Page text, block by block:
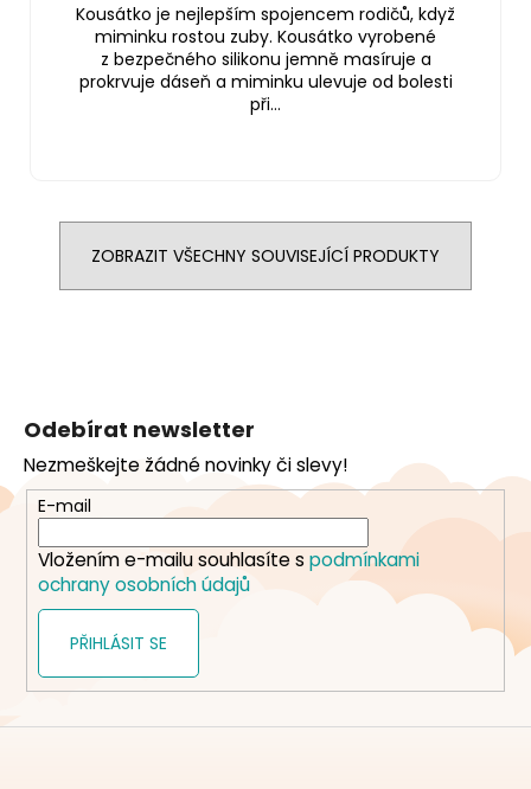
Kousátko je nejlepším spojencem rodičů, když
miminku rostou zuby. Kousátko vyrobené
z bezpečného silikonu jemně masíruje a
prokrvuje dáseň a miminku ulevuje od bolesti
při...
ZOBRAZIT VŠECHNY SOUVISEJÍCÍ PRODUKTY
a
t
Odebírat newsletter
Nezmeškejte žádné novinky či slevy!
E-mail
Vložením e-mailu souhlasíte s podmínkami
ochrany osobních údajů
PŘIHLÁSIT SE